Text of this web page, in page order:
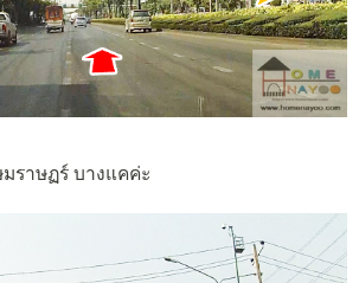
ราษฏร์ บางแคค่ะ